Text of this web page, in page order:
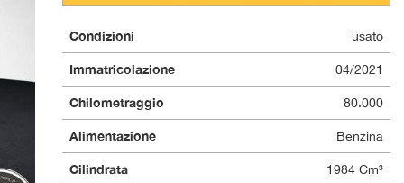
Condizioni usato
Immatricolazione 04/2021
Chilometraggio 80.000
Alimentazione Benzina
Cilindrata 1984 Cm³